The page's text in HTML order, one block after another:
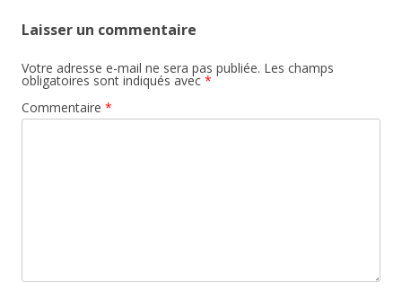
Laisser un commentaire
Votre adresse e-mail ne sera pas publiée. Les champs
obligatoires sont indiqués avec *
Commentaire *